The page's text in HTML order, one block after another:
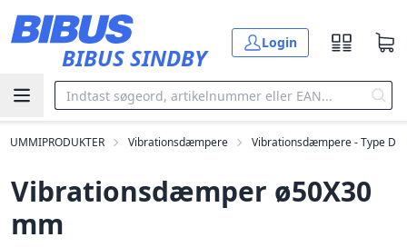
BIBUS SINDBY
Login
GUMMIPRODUKTER Vibrationsdæmpere Vibrationsdæmpere - Type D
Vibrationsdæmper ø50X30
mm